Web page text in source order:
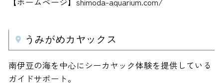
うみがめカヤックス
南伊豆の海を中心にシーカヤック体験を提供している
ガイドサポート。